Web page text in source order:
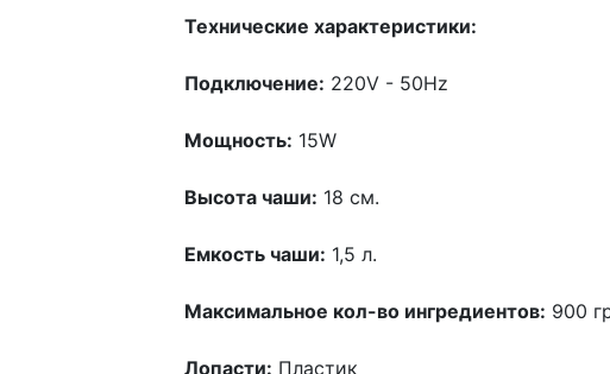
Технические характеристики:
Подключение: 220V - 50Hz
Мощность: 15W
Высота чаши: 18 см.
Емкость чаши: 1,5 л.
Максимальное кол-во ингредиентов: 900
Лопасти: Пластик